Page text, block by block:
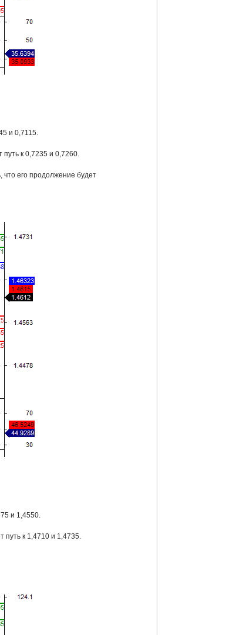
и 0,7115.
к 0,7235 и 0,7260.
что его продолжение будет
и 1,4550.
к 1,4710 и 1,4735.